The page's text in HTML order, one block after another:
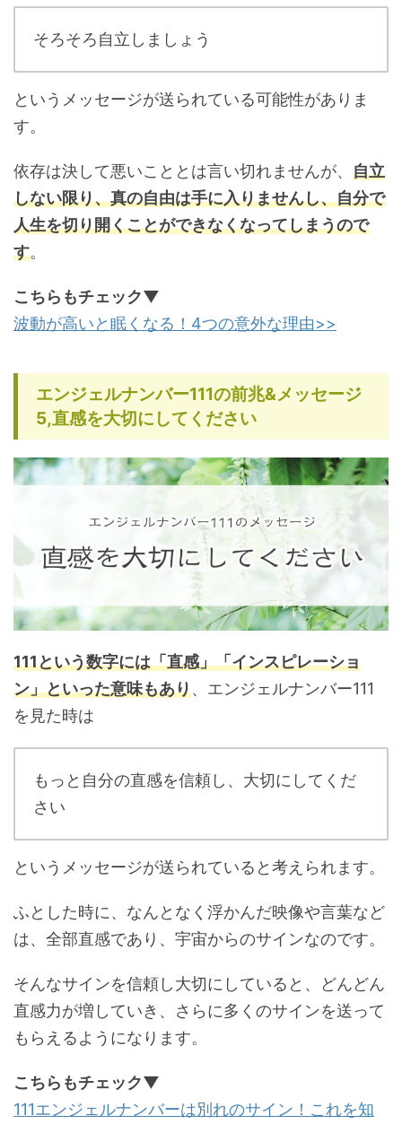
そろそろ自立しましょう
というメッセージが送られている可能性がありま
す。
依存は決して悪いこととは言い切れませんが、 自立
しない限り、真の自由は手に入りませんし、自分で
人生を切り開くことができなくなってしまうので
す。
こちらもチェック▼
波動が高いと眠くなる！4つの意外な理由>>
エンジェルナンバー111の前兆&メッセージ
5,直感を大切にしてください
111という数字には「直感」「インスピレーショ
ン」といった意味もあり、エンジェルナンバー111
を見た時は
もっと自分の直感を信頼し、大切にしてくだ
さい
というメッセージが送られていると考えられます。
ふとした時に、なんとなく浮かんだ映像や言葉など
は、全部直感であり、宇宙からのサインなのです。
そんなサインを信頼し大切にしていると、どんどん
直感力が増していき、さらに多くのサインを送って
もらえるようになります。
こちらもチェック▼
111エンジェルナンバーは別れのサイン！これを知